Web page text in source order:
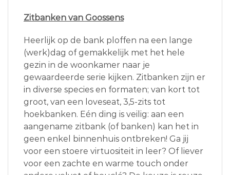
Zitbanken van Goossens
Heerlijk op de bank ploffen na een lange
(werk)dag of gemakkelijk met het hele
gezin in de woonkamer naar je
gewaardeerde serie kijken. Zitbanken zijn er
in diverse species en formaten; van kort tot
groot, van een loveseat, 3,5-zits tot
hoekbanken. Eén ding is veilig: aan een
aangename zitbank (of banken) kan het in
geen enkel binnenhuis ontbreken! Ga jij
voor een stoere virtuositeit in leer? Of liever
voor een zachte en warme touch onder